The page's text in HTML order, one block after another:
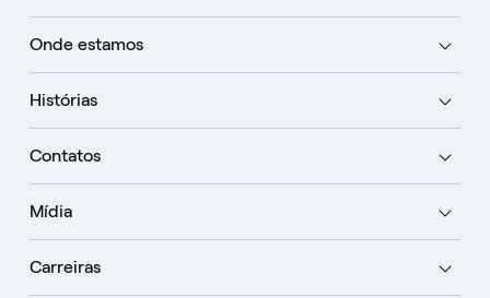
Onde estamos
Histórias
Contatos
Mídia
Carreiras